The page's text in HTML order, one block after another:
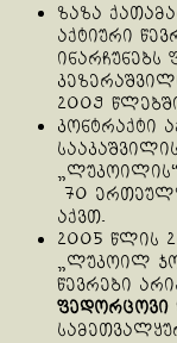
ზაზა
აქტიური
2009
კონტრაქტი
70
აქვთ.
2005 წლის
„ლუკოილ
წევრები
ფედორცოვი